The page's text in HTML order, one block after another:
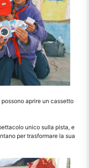
aprire un cassetto
unico sulla pista, e
per trasformare la sua